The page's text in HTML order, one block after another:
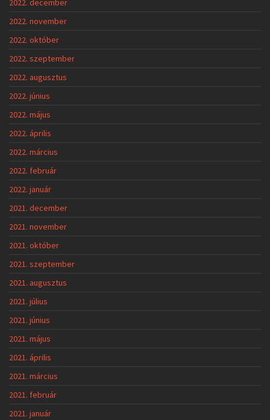
2022. december
2022. november
2022. október
2022. szeptember
2022. augusztus
2022. június
2022. május
2022. április
2022. március
2022. február
2022. január
2021. december
2021. november
2021. október
2021. szeptember
2021. augusztus
2021. július
2021. június
2021. május
2021. április
2021. március
2021. február
2021. január